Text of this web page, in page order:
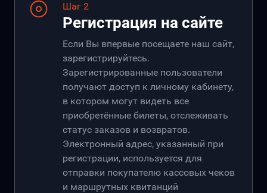
Шаг 2
Регистрация на сайте
Если Вы впервые посещаете наш сайт,
зарегистрируйтесь.
Зарегистрированные пользователи
получают доступ к личному кабинету,
в котором могут видеть все
приобретённые билеты, отслеживать
статус заказов и возвратов.
Электронный адрес, указанный при
регистрации, используется для
отправки покупателю кассовых чеков
и маршрутных квитанций